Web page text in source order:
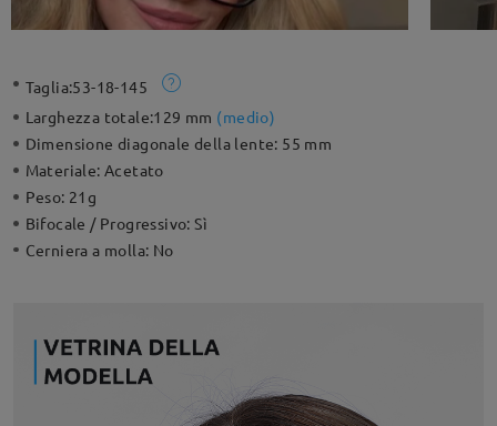
Taglia:53-18-145
Larghezza totale:129 mm (medio)
Dimensione diagonale della lente: 55 mm
Materiale:Acetato
Peso: 21g
Bifocale / Progressivo:Sì
Cerniera a molla: No